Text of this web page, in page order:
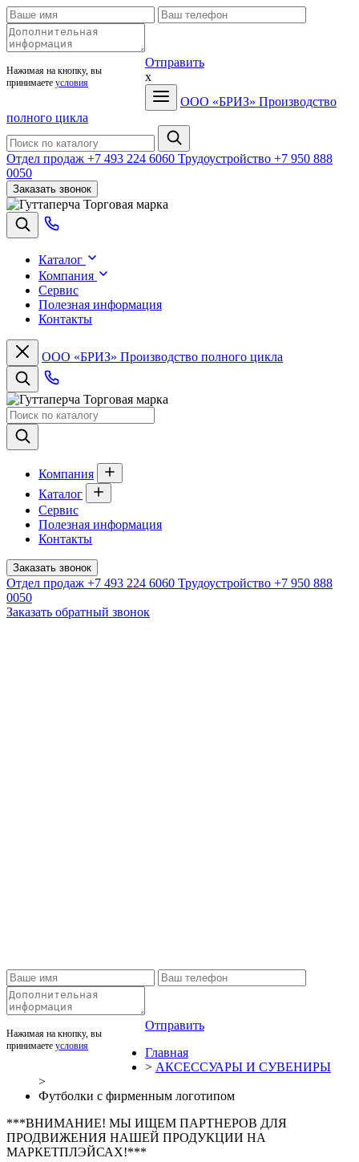
Нажимая на кнопку, вы
принимаете условия
Отправить
x
ООО «БРИЗ» Производство
полного цикла
Отдел продаж +7 493 224 6060 Трудоустройство +7 950 888
0050
Заказать звонок
Торговая марка
Каталог
Компания
Сервис
Полезная информация
Контакты
ООО «БРИЗ» Производство полного цикла
Торговая марка
Компания
Каталог
Сервис
Полезная информация
Контакты
Заказать звонок
Отдел продаж +7 493 224 6060 Трудоустройство +7 950 888
0050
Заказать обратный звонок
Нажимая на кнопку, вы
принимаете условия
Отправить
Главная
> АКСЕССУАРЫ И СУВЕНИРЫ
>
Футболки с фирменным логотипом
***ВНИМАНИЕ! МЫ ИЩЕМ ПАРТНЕРОВ ДЛЯ
ПРОДВИЖЕНИЯ НАШЕЙ ПРОДУКЦИИ НА
МАРКЕТПЛЭЙСАХ!***